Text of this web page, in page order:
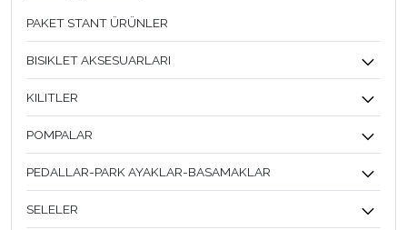
PAKET STANT ÜRÜNLER
BISIKLET AKSESUARLARI
KILITLER
POMPALAR
PEDALLAR-PARK AYAKLAR-BASAMAKLAR
SELELER